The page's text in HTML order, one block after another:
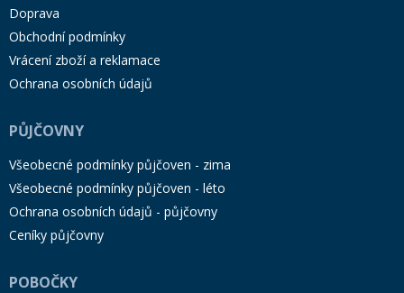
Doprava
Obchodní podmínky
Vrácení zboží a reklamace
Ochrana osobních údajů
PŮJČOVNY
Všeobecné podmínky půjčoven - zima
Všeobecné podmínky půjčoven - léto
Ochrana osobních údajů - půjčovny
Ceníky půjčovny
POBOČKY